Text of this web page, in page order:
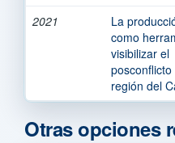
2021
La
como
visibilizar el
posconflicto
región del
Otras opciones